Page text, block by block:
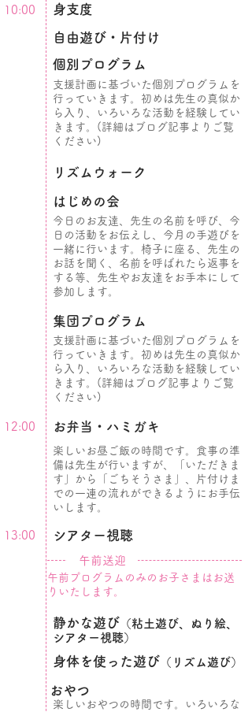
10:00
12:00
13:00
​身支度
​自由遊び・片付け
個別プログラム
支援計画に基づいた個別プログラムを
行っていきます。 初めは先生の真似か
ら入り、いろいろな活動を経験してい
きます。(詳細はブログ記事よりご覧
ください)
リズムウォーク
はじめの会
今日のお友達、先生の名前を呼び、今
日の活動をお伝えし、今月の手遊びを
一緒に行います。椅子に座る、先生の
お話を聞く、名前を呼ばれたら返事を
する等、先生やお友達をお手本にして
参加します。
集団プログラム
支援計画に基づいた個別プログラムを
行っていきます。 初めは先生の真似か
ら入り、いろいろな活動を経験してい
きます。(詳細はブログ記事よりご覧
ください)
お弁当・ハミガキ
楽しいお昼ご飯の時間です。食事の準
備は先生が行いますが、「いただきま
す」から「ごちそうさま」、片付けま
での一連の流れができるようにお手伝
いします。
シアター視聴
午前送迎
午前プログラムのみのお子さまはお送
りいたします。
静かな遊び （粘土遊び、ぬり絵、
シアター視聴）
身体を使った遊び （リズム遊び）
おやつ
楽しいおやつの時間です。いろいろな